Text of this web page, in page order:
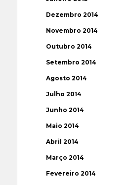
Dezembro 2014
Novembro 2014
Outubro 2014
Setembro 2014
Agosto 2014
Julho 2014
Junho 2014
Maio 2014
Abril 2014
Março 2014
Fevereiro 2014